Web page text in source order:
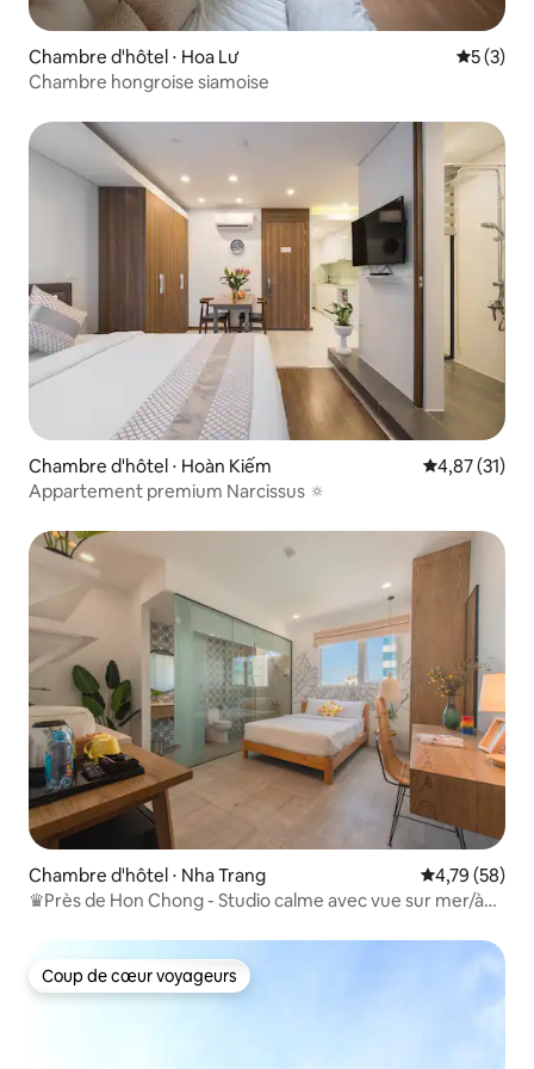
Chambre d'hôtel ⋅ Hoa Lư
5 (3)
Chambre hongroise siamoise
Chambre d'hôtel ⋅ Hoàn Kiếm Évaluation
4,87 (31)
Appartement premium Narcissus 🔅
Chambre d'hôtel ⋅ Nha Trang Évaluation
4,79 (58)
♛Près de Hon Chong - Studio calme avec vue sur mer/à
Coup de cœur voyageurs
Coup de cœur voyageurs